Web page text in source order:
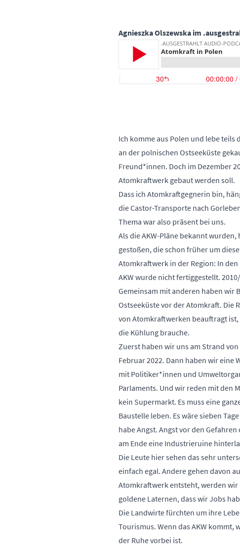
Agnieszka Olszewska im
Ich komme aus Polen und lebe
an der polnischen Ostseeküste
Freund*innen. Doch im Dezember
Atomkraftwerk gebaut werden soll.
Dass ich Atomkraftgegnerin bin,
die Castor-Transporte nach
Thema war also präsent bei uns.
Als die AKW-Pläne bekannt
gestoßen, die schon früher um
Atomkraftwerk in der Region: In
AKW wurde nicht fertiggestellt.
Gemeinsam mit anderen haben wir
Ostseeküste vor der Atomkraft. Die
von Atomkraftwerken beauftragt ist,
die Kühlung brauche.
Zuerst haben wir uns am Strand
Februar 2022. Dann haben wir eine
mit Politiker*innen und
Parlaments. Und wir reden mit den
kein Supermarkt. Es muss eine
Baustelle leben. Es wäre sieben
habe Angst. Angst vor den
am Ende eine Industrieruine
Die Leute hier sehen das sehr
einfach egal. Andere gehen davon
Atomkraftwerk entsteht, werden wir
goldene Laternen, dass wir Jobs
Die Landwirte fürchten um ihre
Tourismus. Wenn das AKW
der Ruhe vorbei ist.